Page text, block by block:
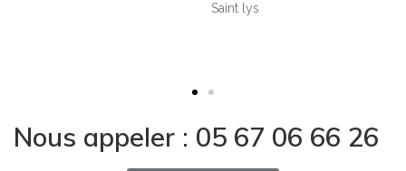
Saint lys
Nous appeler : 05 67 06 66 26